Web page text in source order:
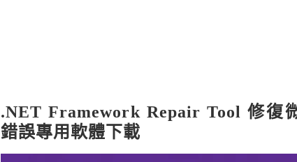
.NET Framework Repair Tool 修復
錯誤專用軟體下載